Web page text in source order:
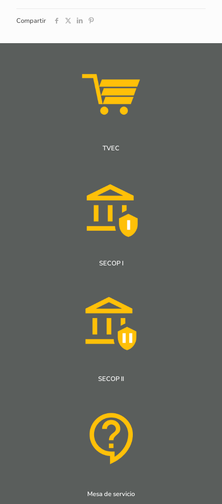
Compartir
TVEC
SECOP I
SECOP II
Mesa de servicio